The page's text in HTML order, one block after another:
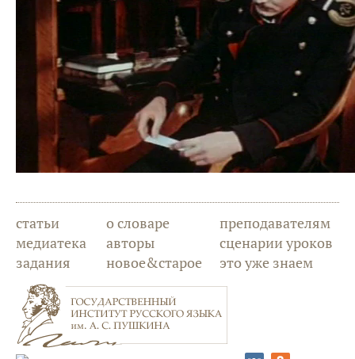
статьи
медиатека
задания
о словаре
авторы
новое&старое
преподавателям
сценарии уроков
это уже знаем